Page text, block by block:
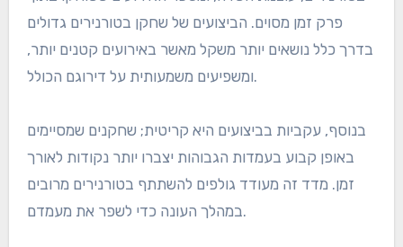
פרק זמן מסוים. הביצועים של שחקן בטורנירים גדולים
בדרך כלל נושאים יותר משקל מאשר באירועים קטנים יותר,
ומשפיעים משמעותית על דירוגם הכולל.
בנוסף, עקביות בביצועים היא קריטית; שחקנים שמסיימים
באופן קבוע בעמדות הגבוהות יצברו יותר נקודות לאורך
זמן. מדד זה מעודד גולפים להשתתף בטורנירים מרובים
במהלך העונה כדי לשפר את מעמדם.